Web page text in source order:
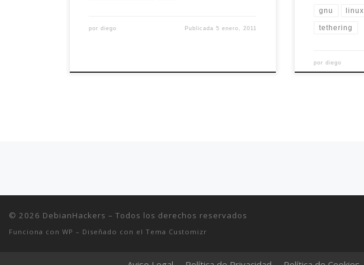
pordiego Publicada 5 enero, 2011
gnu linux
tethering
pordiego
© 2026 DebianHackers – Todos los derechos reservados
Funciona con WP – Diseñado con el Tema Customizr